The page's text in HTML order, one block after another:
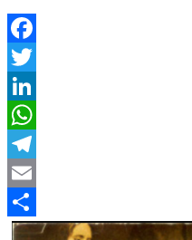
Facebook
Twitter
LinkedIn
WhatsApp
Telegram
Email
Compartir